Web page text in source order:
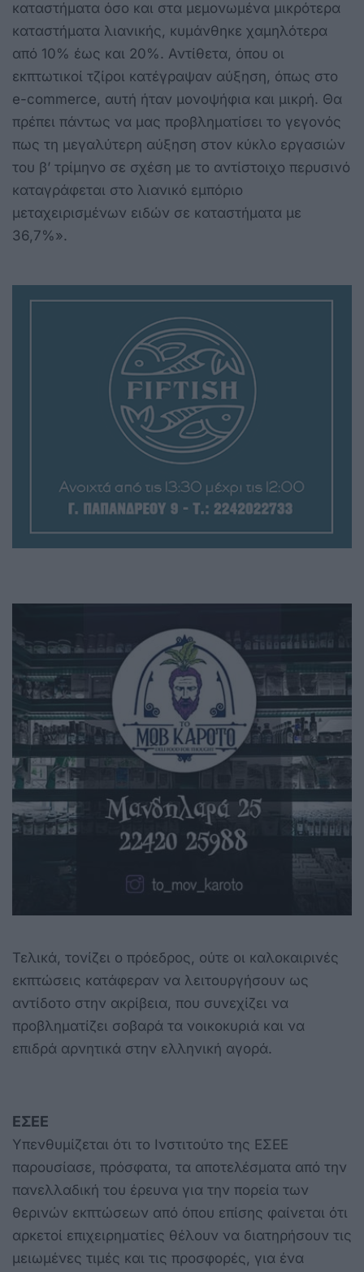
καταστήματα όσο και στα μεμονωμένα μικρότερα
καταστήματα λιανικής, κυμάνθηκε χαμηλότερα
από 10% έως και 20%. Αντίθετα, όπου οι
εκπτωτικοί τζίροι κατέγραψαν αύξηση, όπως στο
e-commerce, αυτή ήταν μονοψήφια και μικρή. Θα
πρέπει πάντως να μας προβληματίσει το γεγονός
πως τη μεγαλύτερη αύξηση στον κύκλο εργασιών
του β’ τρίμηνο σε σχέση με το αντίστοιχο περυσινό
καταγράφεται στο λιανικό εμπόριο
μεταχειρισμένων ειδών σε καταστήματα με
36,7%».
Τελικά, τονίζει ο πρόεδρος, ούτε οι καλοκαιρινές
εκπτώσεις κατάφεραν να λειτουργήσουν ως
αντίδοτο στην ακρίβεια, που συνεχίζει να
προβληματίζει σοβαρά τα νοικοκυριά και να
επιδρά αρνητικά στην ελληνική αγορά.
ΕΣΕΕ
Υπενθυμίζεται ότι το Ινστιτούτο της ΕΣΕΕ
παρουσίασε, πρόσφατα, τα αποτελέσματα από την
πανελλαδική του έρευνα για την πορεία των
θερινών εκπτώσεων από όπου επίσης φαίνεται ότι
αρκετοί επιχειρηματίες θέλουν να διατηρήσουν τις
μειωμένες τιμές και τις προσφορές, για ένα